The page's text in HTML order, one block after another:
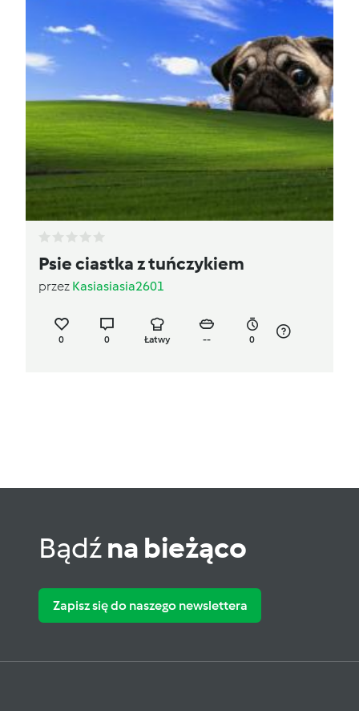
Psie ciastka z tuńczykiem
przez Kasiasiasia2601
0 0 Łatwy -- 0
Bądźna bieżąco
Zapisz się do naszego newslettera